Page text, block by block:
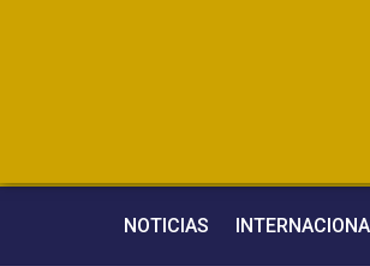
NOTICIAS